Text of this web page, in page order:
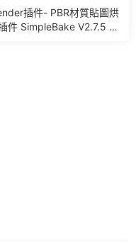
插件- PBR材質貼圖烘
件 SimpleBake V2.7.5 –